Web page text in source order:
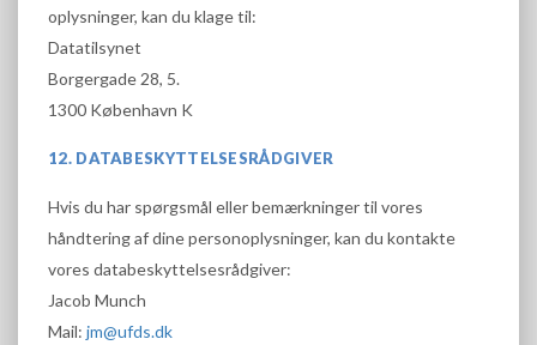
oplysninger, kan du klage til:
Datatilsynet
Borgergade 28, 5.
1300 København K
12. DATABESKYTTELSESRÅDGIVER
Hvis du har spørgsmål eller bemærkninger til vores
håndtering af dine personoplysninger, kan du kontakte
vores databeskyttelsesrådgiver:
Jacob Munch
Mail: jm@ufds.dk